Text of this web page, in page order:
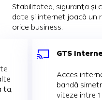
Stabilitatea, siguranța și
date și internet joacă un
orice business.
ta,
GTS
Acces
bandă
viteze între 1